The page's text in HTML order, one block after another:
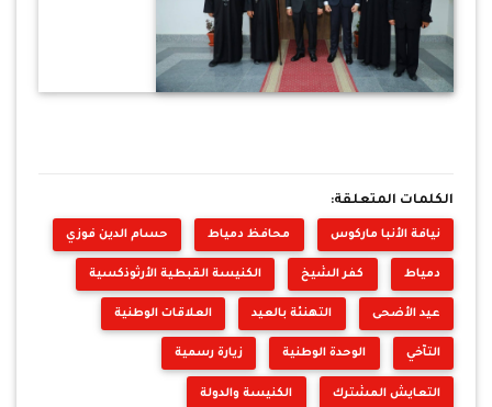
الكلمات المتعلقة:
نيافة الأنبا ماركوس محافظ دمياط حسام الدين فوزي
دمياط كفر الشيخ الكنيسة القبطية الأرثوذكسية
عيد الأضحى التهنئة بالعيد العلاقات الوطنية
التآخي الوحدة الوطنية زيارة رسمية
التعايش المشترك الكنيسة والدولة